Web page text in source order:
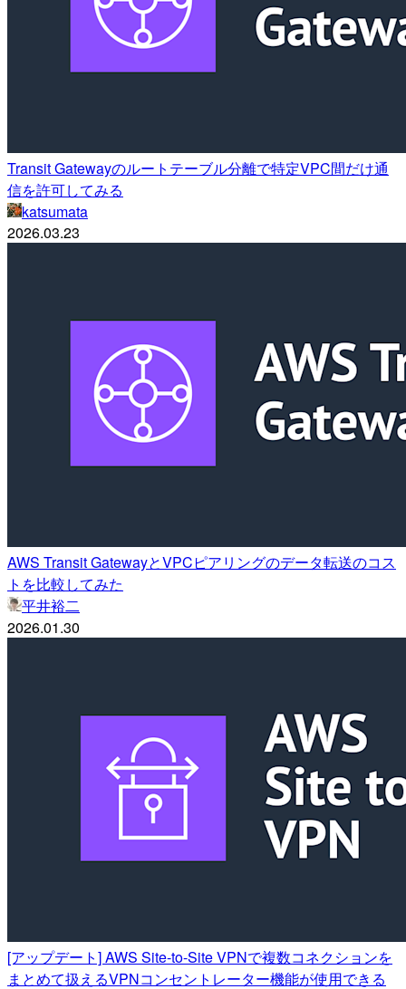
Transit Gatewayのルートテーブル分離で特定VPC間だけ通
信を許可してみる
katsumata
2026.03.23
AWS Transit GatewayとVPCピアリングのデータ転送のコス
トを比較してみた
平井裕二
2026.01.30
[アップデート] AWS Site-to-Site VPNで複数コネクションを
まとめて扱えるVPNコンセントレーター機能が使用できる